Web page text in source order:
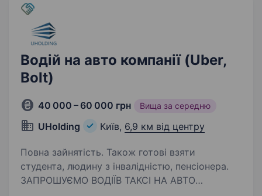
Водій на авто компанії (Uber,
Bolt)
40 000 – 60 000 грн Вища за середню
UHolding Київ, 6,9 км від центру
Повна зайнятість. Також готові взяти
студента, людину з інвалідністю, пенсіонера.
ЗАПРОШУЄМО ВОДІЇВ ТАКСІ НА АВТО